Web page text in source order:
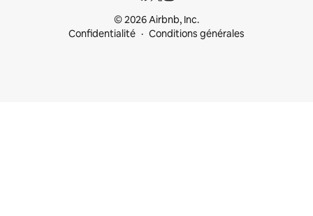
© 2026 Airbnb, Inc.
Confidentialité
Conditions générales